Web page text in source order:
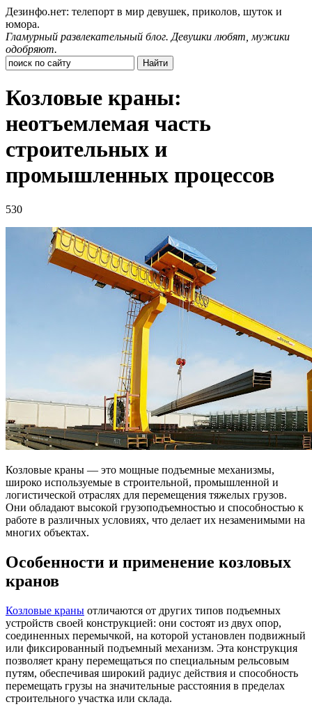
Дезинфо.нет: телепорт в мир девушек, приколов, шуток и
юмора.
Гламурный развлекательный блог. Девушки любят, мужики
одобряют.
Козловые краны:
неотъемлемая часть
строительных и
промышленных процессов
530
Козловые краны — это мощные подъемные механизмы,
широко используемые в строительной, промышленной и
логистической отраслях для перемещения тяжелых грузов.
Они обладают высокой грузоподъемностью и способностью к
работе в различных условиях, что делает их незаменимыми на
многих объектах.
Особенности и применение козловых
кранов
Козловые краны отличаются от других типов подъемных
устройств своей конструкцией: они состоят из двух опор,
соединенных перемычкой, на которой установлен подвижный
или фиксированный подъемный механизм. Эта конструкция
позволяет крану перемещаться по специальным рельсовым
путям, обеспечивая широкий радиус действия и способность
перемещать грузы на значительные расстояния в пределах
строительного участка или склада.